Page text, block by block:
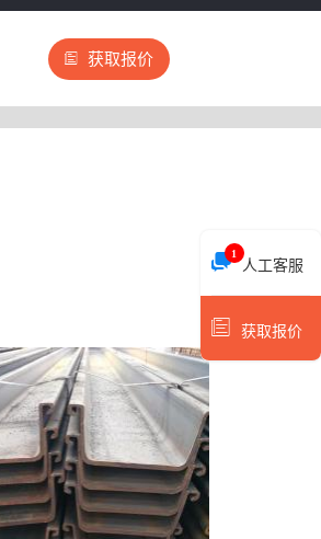
获取报价
人工客服
1
获取报价